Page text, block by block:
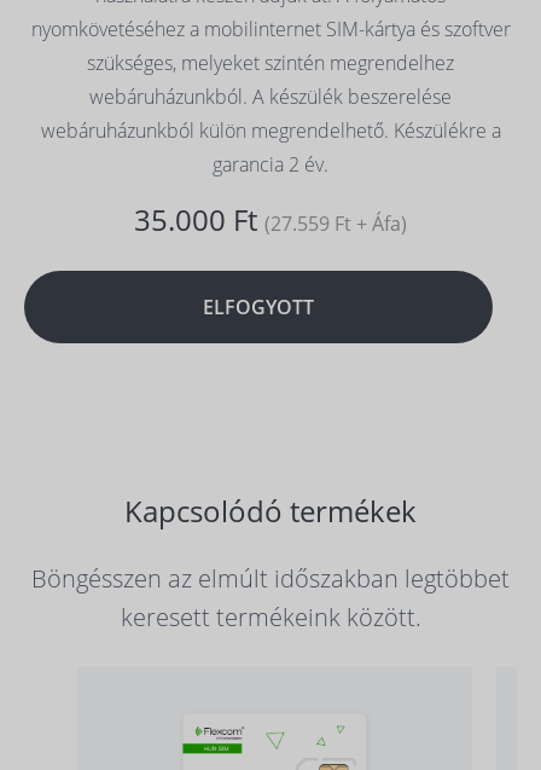
nyomkövetéséhez a mobilinternet SIM-kártya és szoftver
szükséges, melyeket szintén megrendelhez
webáruházunkból. A készülék beszerelése
webáruházunkból külön megrendelhető. Készülékre a
garancia 2 év.
35.000 Ft (27.559 Ft + Áfa)
ELFOGYOTT
Kapcsolódó termékek
Böngésszen az elmúlt időszakban legtöbbet
keresett termékeink között.